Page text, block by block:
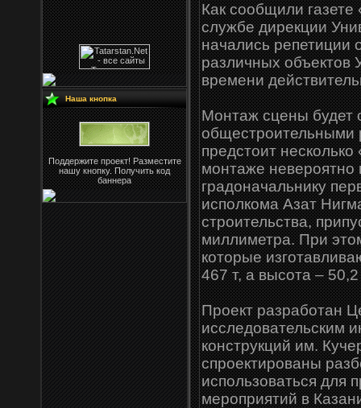
Наша кнопка
Поддержите проект! Разместите
нашу кнопку. Получить код
баннера
Как сообщили
службе дирекции
начались репетиции
различных объектов
времени
Монтаж сцены будет
общестроительными
предстоит
монтаже невероятно
градоначальнику
исполкома Азат
строительства,
миллиметра. При
которые
467 т, а высота –
Проект разработан
исследовательским
конструкций им.
спроектированы
использоваться для
мероприятий в